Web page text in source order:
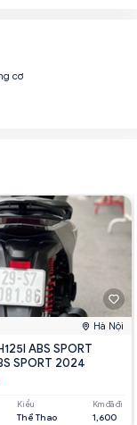
cơ
Hà Nội
ABS SPORT
SPORT 2024
Kiểu
Thể Thao
Km đã đi
1,600